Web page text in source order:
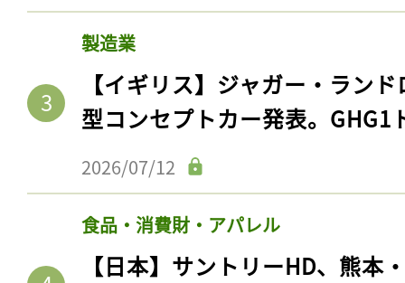
製造業
【イギリス】ジャガー・ラン
型コンセプトカー発表。GHG1
2026/07/12
食品・消費財・アパレル
【日本】サントリーHD、熊本